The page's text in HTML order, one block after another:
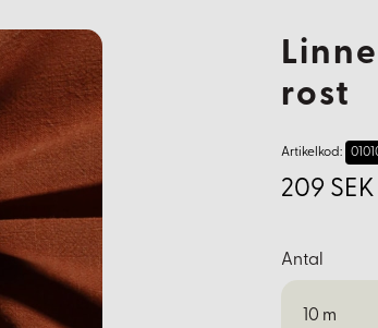
rost
Artikelkod:
209
Antal
10 m